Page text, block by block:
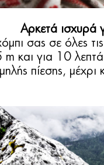
Αρκετά ισχυρά
σας σε όλες
και για 10
πίεσης,